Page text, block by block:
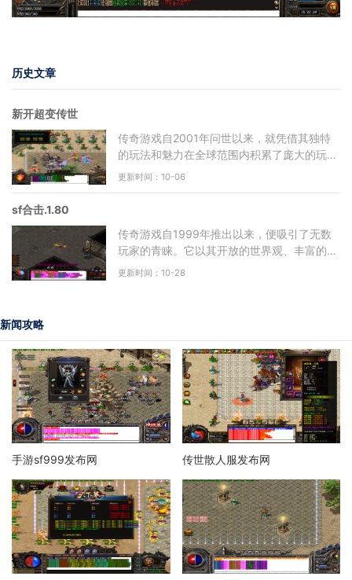
历史文章
新开超变传世
传奇游戏自2001年问世以来，就凭借其独特
的玩法和魅力在全球范围内积累了庞大的玩家
基础。游戏中的自由度极高，玩家可以选择不
更新时间：10-06
sf合击.1.80
传奇游戏自1999年推出以来，便吸引了无数
玩家的青睐。它以其开放的世界观、丰富的角
色扮演元素以及多样的社交玩法，成为了无数
更新时间：10-28
新闻攻略
手游sf999发布网 传世散人服发布网